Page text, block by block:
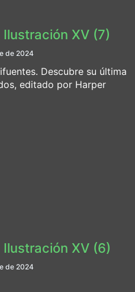
XV (7)
de 2024
Descubre su última
editado por Harper
XV (6)
de 2024